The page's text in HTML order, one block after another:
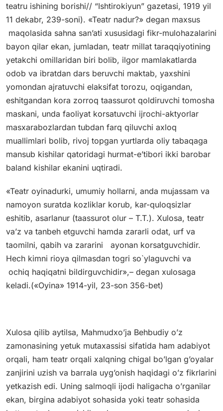
teatru ishining borishi// “Ishtirokiyun” gazetasi, 1919 yil
11 dekabr, 239-soni). «Teatr nadur?» degan maxsus
maqolasida sahna san’ati xususidagi fikr-mulohazalarini
bayon qilar ekan, jumladan, teatr millat taraqqiyotining
yetakchi omillaridan biri bolib, ilgor mamlakatlarda
odob va ibratdan dars beruvchi maktab, yaxshini
yomondan ajratuvchi elaksifat torozu, oqigandan,
eshitgandan kora zorroq taassurot qoldiruvchi tomosha
maskani, unda faoliyat korsatuvchi ijrochi-aktyorlar
masxarabozlardan tubdan farq qiluvchi axloq
muallimlari bolib, rivoj topgan yurtlarda oliy tabaqaga
mansub kishilar qatoridagi hurmat-e’tibori ikki barobar
baland kishilar ekanini uqtiradi.
«Teatr oyinadurki, umumiy hollarni, anda mujassam va
namoyon suratda kozliklar korub, kar-quloqsizlar
eshitib, asarlanur (taassurot olur – T.T.). Xulosa, teatr
va’z va tanbeh etguvchi hamda zararli odat, urf va
taomilni, qabih va zararini ayonan korsatguvchidir.
Hech kimni rioya qilmasdan togri so`ylaguvchi va
ochiq haqiqatni bildirguvchidir»,– degan xulosaga
keladi.(«Oyina» 1914-yil, 23-son 356-bet)
Xulosa qilib aytilsa, Mahmudxo’ja Behbudiy o’z
zamonasining yetuk mutaxassisi sifatida ham adabiyot
orqali, ham teatr orqali xalqning chigal bo’lgan g’oyalar
zanjirini uzish va barrala uyg’onish haqidagi o’z fikrlarini
yetkazish edi. Uning salmoqli ijodi haligacha o’rganilar
ekan, birgina adabiyot sohasida yoki teatr sohasida